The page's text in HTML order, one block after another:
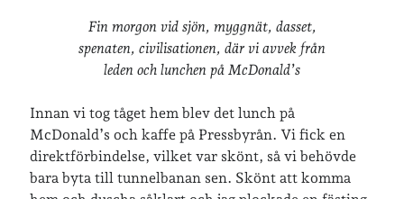
Fin morgon vid sjön, myggnät, dasset,
spenaten, civilisationen, där vi avvek från
leden och lunchen på McDonald’s
Innan vi tog tåget hem blev det lunch på
McDonald’s och kaffe på Pressbyrån. Vi fick en
direktförbindelse, vilket var skönt, så vi behövde
bara byta till tunnelbanan sen. Skönt att komma